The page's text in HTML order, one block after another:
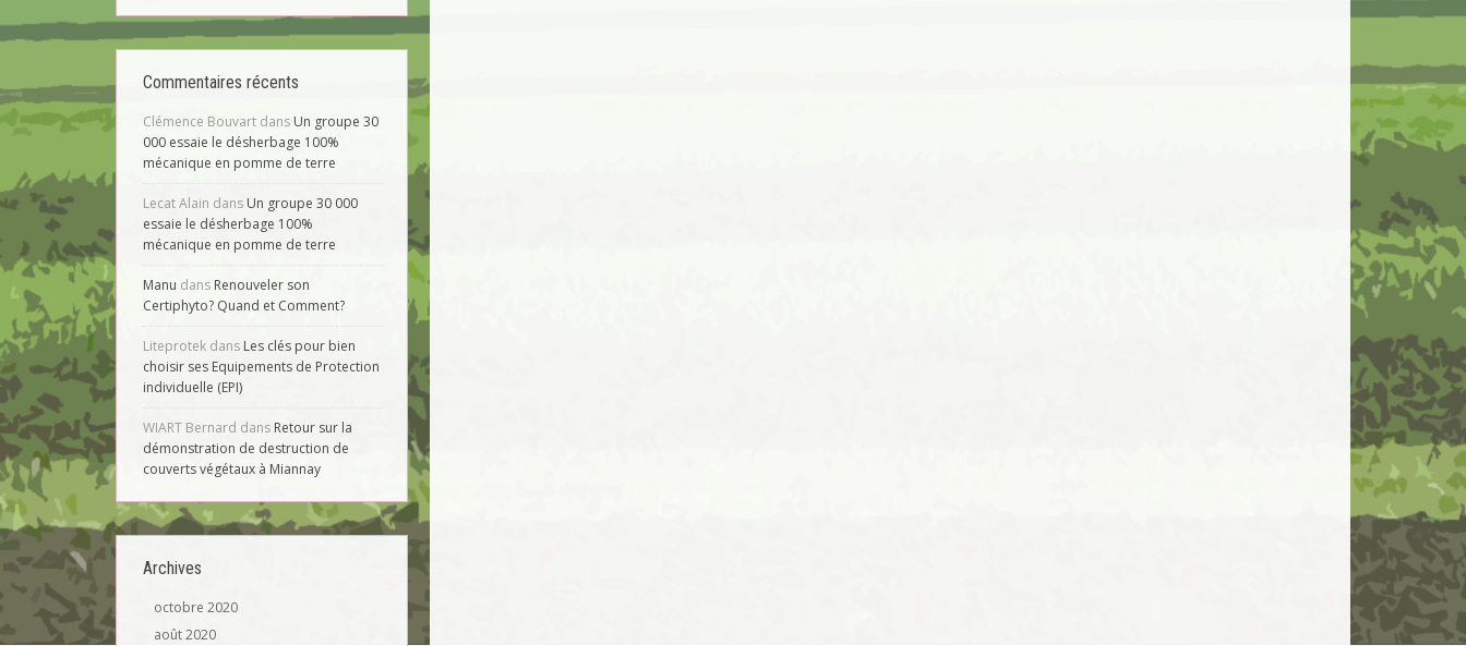
Commentaires récents
Clémence Bouvart dans Un groupe 30
000 essaie le désherbage 100%
mécanique en pomme de terre
Lecat Alain dans Un groupe 30 000
essaie le désherbage 100%
mécanique en pomme de terre
Manu dans Renouveler son
Certiphyto? Quand et Comment?
Liteprotek dans Les clés pour bien
choisir ses Equipements de Protection
individuelle (EPI)
WIART Bernard dans Retour sur la
démonstration de destruction de
couverts végétaux à Miannay
Archives
octobre 2020
août 2020